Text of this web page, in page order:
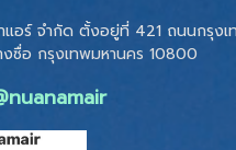
แอร์ จำกัด ตั้งอยู่ที่ 421 ถนนกรุง
งซื่อ กรุงเทพมหานคร 10800